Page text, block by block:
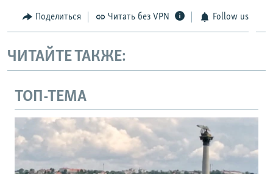
Поделиться Читать без VPN Follow us
ЧИТАЙТЕ ТАКЖЕ:
ТОП-ТЕМА